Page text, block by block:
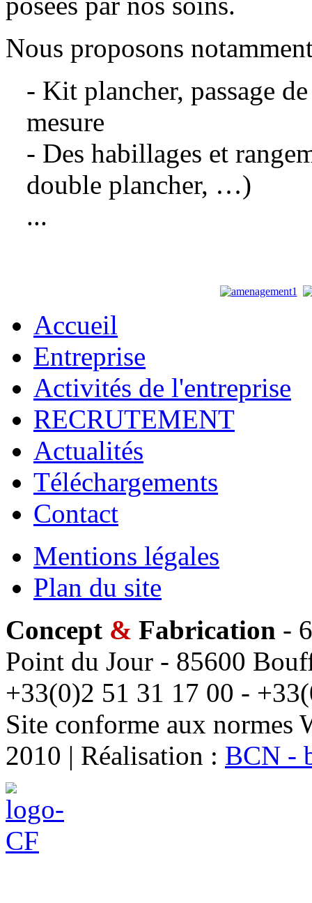
Nous proposons
- Kit plancher, passage
mesure
- Des habillages et
double plancher, …)
...
Accueil
Entreprise
Activités de l'entreprise
RECRUTEMENT
Actualités
Téléchargements
Contact
Mentions légales
Plan du site
Concept & Fabrication -
Point du Jour - 85600
+33(0)2 51 31 17 00 -
Site conforme aux
2010 | Réalisation : BCN -